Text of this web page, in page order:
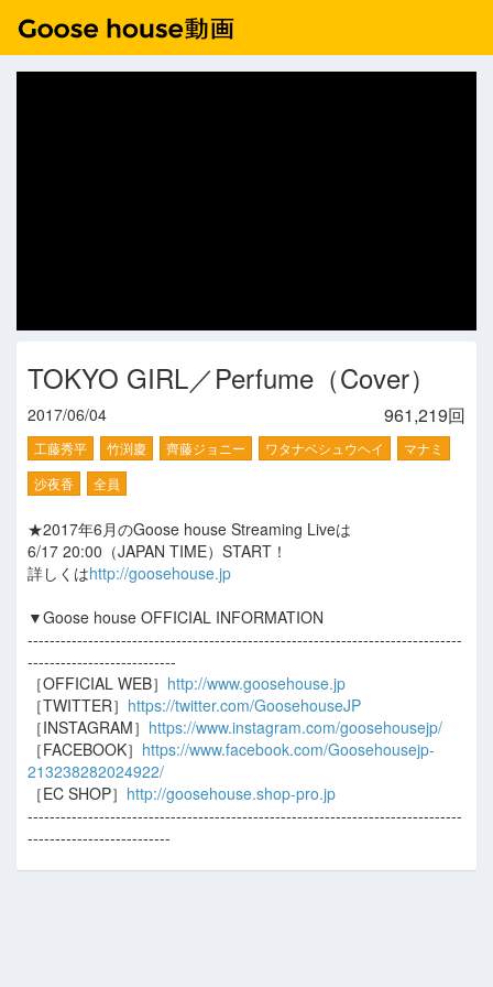
TOKYO GIRL／Perfume（Cover）
961,219回
2017/06/04
工藤秀平 竹渕慶 齊藤ジョニー ワタナベシュウヘイ
マナミ
沙夜香
全員
★2017年6月のGoose house Streaming Liveは
6/17 20:00（JAPAN TIME）START！
詳しくはhttp://goosehouse.jp
▼Goose house OFFICIAL INFORMATION
-------------------------------------------------------------------------------
---------------------------
［OFFICIAL WEB］ http://www.goosehouse.jp
［TWITTER］ https://twitter.com/GoosehouseJP
［INSTAGRAM］ https://www.instagram.com/goosehousejp/
［FACEBOOK］ https://www.facebook.com/Goosehousejp-
213238282024922/
［EC SHOP］ http://goosehouse.shop-pro.jp
-------------------------------------------------------------------------------
--------------------------